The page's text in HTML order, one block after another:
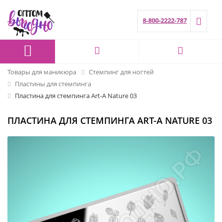
8-800-2222-787
Товары для маникюра
Стемпинг для ногтей
Пластины для стемпинга
Пластина для стемпинга Art-A Nature 03
ПЛАСТИНА ДЛЯ СТЕМПИНГА ART-A NATURE 03